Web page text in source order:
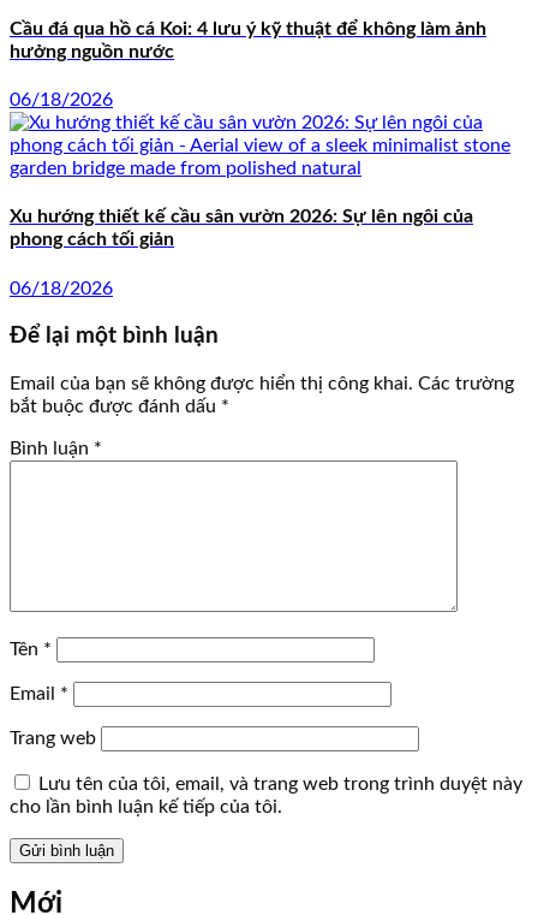
Cầu đá qua hồ cá Koi: 4 lưu ý kỹ thuật để không làm ảnh
hưởng nguồn nước
06/18/2026
Xu hướng thiết kế cầu sân vườn 2026: Sự lên ngôi của
phong cách tối giản
06/18/2026
Để lại một bình luận
Email của bạn sẽ không được hiển thị công khai. Các trường
bắt buộc được đánh dấu *
Bình luận *
Tên *
Email *
Trang web
Lưu tên của tôi, email, và trang web trong trình duyệt này
cho lần bình luận kế tiếp của tôi.
Mới